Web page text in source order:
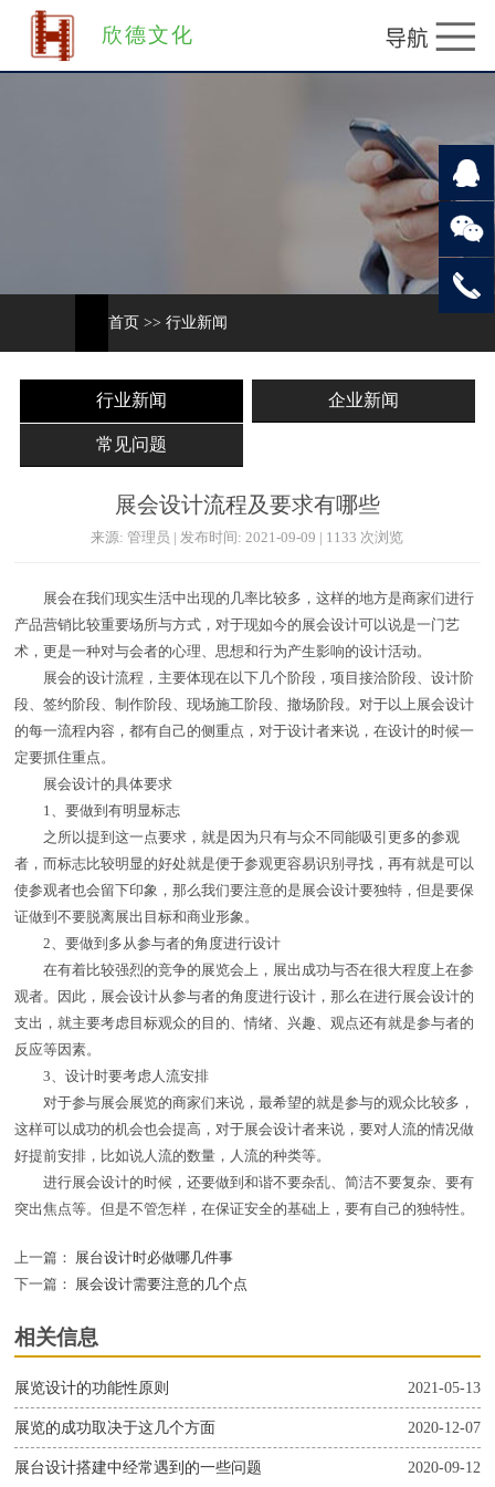
欣德文化
首页 >> 行业新闻
行业新闻 企业新闻
常见问题
展会设计流程及要求有哪些
来源: 管理员 | 发布时间: 2021-09-09 | 1133 次浏览
展会在我们现实生活中出现的几率比较多，这样的地方是商家们进行
产品营销比较重要场所与方式，对于现如今的展会设计可以说是一门艺
术，更是一种对与会者的心理、思想和行为产生影响的设计活动。
展会的设计流程，主要体现在以下几个阶段，项目接洽阶段、设计阶
段、签约阶段、制作阶段、现场施工阶段、撤场阶段。对于以上展会设计
的每一流程内容，都有自己的侧重点，对于设计者来说，在设计的时候一
定要抓住重点。
展会设计的具体要求
1、要做到有明显标志
之所以提到这一点要求，就是因为只有与众不同能吸引更多的参观
者，而标志比较明显的好处就是便于参观更容易识别寻找，再有就是可以
使参观者也会留下印象，那么我们要注意的是展会设计要独特，但是要保
证做到不要脱离展出目标和商业形象。
2、要做到多从参与者的角度进行设计
在有着比较强烈的竞争的展览会上，展出成功与否在很大程度上在参
观者。因此，展会设计从参与者的角度进行设计，那么在进行展会设计的
支出，就主要考虑目标观众的目的、情绪、兴趣、观点还有就是参与者的
反应等因素。
3、设计时要考虑人流安排
对于参与展会展览的商家们来说，最希望的就是参与的观众比较多，
这样可以成功的机会也会提高，对于展会设计者来说，要对人流的情况做
好提前安排，比如说人流的数量，人流的种类等。
进行展会设计的时候，还要做到和谐不要杂乱、简洁不要复杂、要有
突出焦点等。但是不管怎样，在保证安全的基础上，要有自己的独特性。
上一篇：
展台设计时必做哪几件事
下一篇：
展会设计需要注意的几个点
相关信息
2021-05-13
展览设计的功能性原则
2020-12-07
展览的成功取决于这几个方面
2020-09-12
展台设计搭建中经常遇到的一些问题